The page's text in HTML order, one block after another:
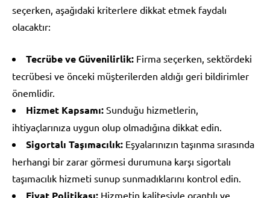
seçerken, aşağıdaki kriterlere dikkat etmek faydalı
olacaktır:
Tecrübe ve Güvenilirlik: Firma seçerken, sektördeki
tecrübesi ve önceki müşterilerden aldığı geri bildirimler
önemlidir.
Hizmet Kapsamı: Sunduğu hizmetlerin,
ihtiyaçlarınıza uygun olup olmadığına dikkat edin.
Sigortalı Taşımacılık: Eşyalarınızın taşınma sırasında
herhangi bir zarar görmesi durumuna karşı sigortalı
taşımacılık hizmeti sunup sunmadıklarını kontrol edin.
Fiyat Politikası: Hizmetin kalitesiyle orantılı ve